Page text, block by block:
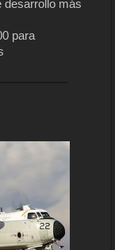
desarrollo más
para